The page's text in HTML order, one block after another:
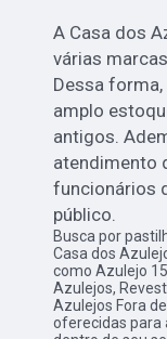
A Casa dos
várias
Dessa
amplo
antigos.
atendimento
funcionários
público.
Busca por
Casa dos
como Azulejo
Azulejos,
Azulejos Fora
oferecidas para